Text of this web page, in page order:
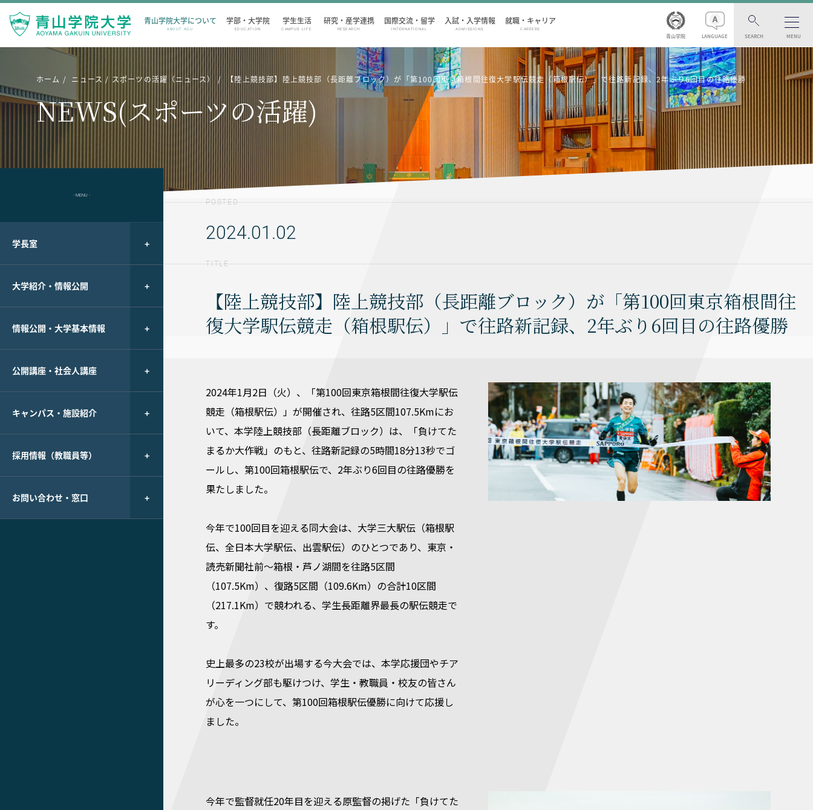
青山学院大学について
ABOUT AGU
学部・大学院
EDUCATION
学生生活
CAMPUS LIFE
研究・産学連携
RESEARCH
国際交流・留学
INTERNATIONAL
入試・入学情報
ADMISSIONS
就職・キャリア
CAREERS
青山学院 LANGUAGE SEARCH MENU
ホーム ニュース スポーツの活躍（ニュース） 【陸上競技部】陸上競技部（長距離ブロック）が「第100回東京箱根間往復大学駅伝競走（箱根駅伝）」で往路新記録、2年ぶり6回目の往路優勝
NEWS(スポーツの活躍)
- MENU -
学長室
大学紹介・情報公開
情報公開・大学基本情報
公開講座・社会人講座
キャンパス・施設紹介
採用情報（教職員等）
お問い合わせ・窓口
POSTED
2024.01.02
TITLE
【陸上競技部】陸上競技部（長距離ブロック）が「第100回東京箱根間往
復大学駅伝競走（箱根駅伝）」で往路新記録、2年ぶり6回目の往路優勝
2024年1月2日（火）、「第100回東京箱根間往復大学駅伝
競走（箱根駅伝）」が開催され、往路5区間107.5Kmにお
いて、本学陸上競技部（長距離ブロック）は、「負けてた
まるか大作戦」のもと、往路新記録の5時間18分13秒でゴ
ールし、第100回箱根駅伝で、2年ぶり6回目の往路優勝を
果たしました。
今年で100回目を迎える同大会は、大学三大駅伝（箱根駅
伝、全日本大学駅伝、出雲駅伝）のひとつであり、東京・
読売新聞社前～箱根・芦ノ湖間を往路5区間
（107.5Km）、復路5区間（109.6Km）の合計10区間
（217.1Km）で競われる、学生長距離界最長の駅伝競走で
す。
史上最多の23校が出場する今大会では、本学応援団やチア
リーディング部も駆けつけ、学生・教職員・校友の皆さん
が心を一つにして、第100回箱根駅伝優勝に向けて応援し
ました。
今年で監督就任20年目を迎える原監督の掲げた「負けてた